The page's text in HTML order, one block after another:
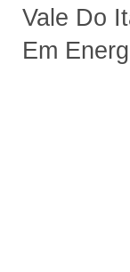
Vale Do
Em